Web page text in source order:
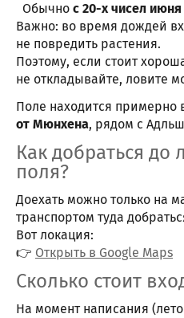
Обычно с 20-х чисел
Важно: во время дождей
не повредить растения.
Поэтому, если стоит
не откладывайте, ловите
Поле находится примерно
от Мюнхена, рядом с
Как добраться до
поля?
Доехать можно только на
транспортом туда
Вот локация:
👉 Открыть в Google Maps
Сколько стоит
На момент написания